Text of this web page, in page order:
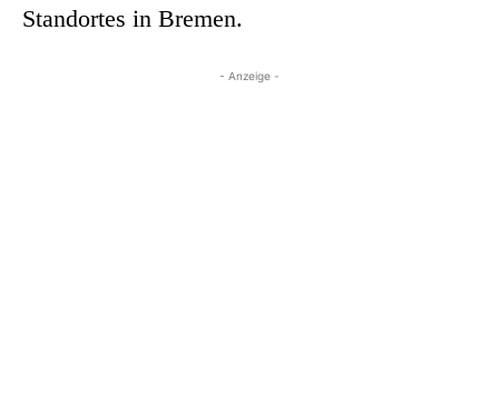
Standortes in Bremen.
- Anzeige -